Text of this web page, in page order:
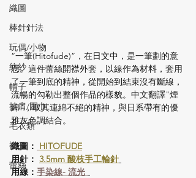
織圖
棒針針法
玩偶/小物
紡紗
帽子
披肩/圍巾
毛衣類
襪子
蕾絲
“一筆(Hitofude)”，在日文中，是一筆劃的意
思。這件蕾絲開襟外套，以線作為材料，套用
了一筆到底的精神，從開始到結束沒有斷線，
流暢的勾勒出整個作品的樣貌。中文翻譯"煙
綿"，取其連綿不絕的精神，與日系帶有的優
雅灰色調結合。
織圖： HITOFUDE
用針： 3.5mm 酸枝手工輪針
用線： 手染線- 流光